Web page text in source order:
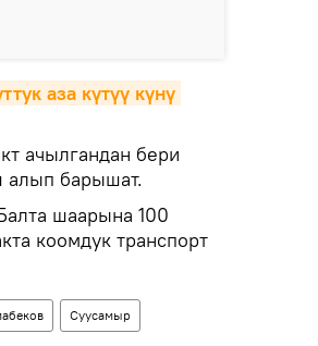
аза күтүү күнү
ачылгандан бери
алып барышат.
шаарына 100
коомдук транспорт
Суусамыр